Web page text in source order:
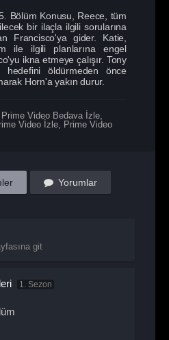
Bölüm Konusu, Reece, tüm
bir ilaçla ilgili sorularına
Francisco'ya gider. Katie,
ile ilgili planlarına engel
ikna etmeye çalışır. Tony
öldürmeden önce
Horn'a yakın durur.
Prime Video Bedava İzle
Video İzle
Prime Video
Yorumlar
git
1. Sezon